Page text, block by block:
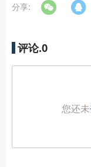
分享:
评论.0
您还未